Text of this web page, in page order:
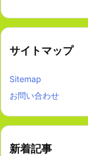
サイトマップ
Sitemap
お問い合わせ
新着記事